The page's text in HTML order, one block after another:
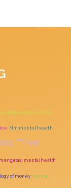
mental health
film mental health
""free
mental health
of money mental